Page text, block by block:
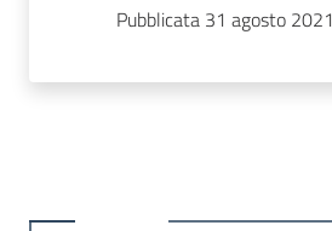
Pubblicata 31 agosto 2021